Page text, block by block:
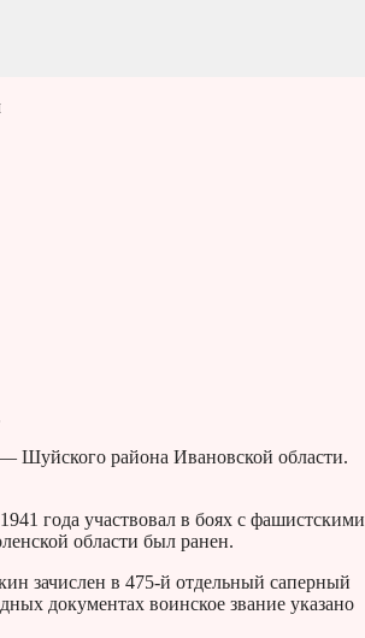
Шуйского района Ивановской области.
года участвовал в боях с фашистскими
области был ранен.
зачислен в 475-й отдельный саперный
документах воинское звание указано